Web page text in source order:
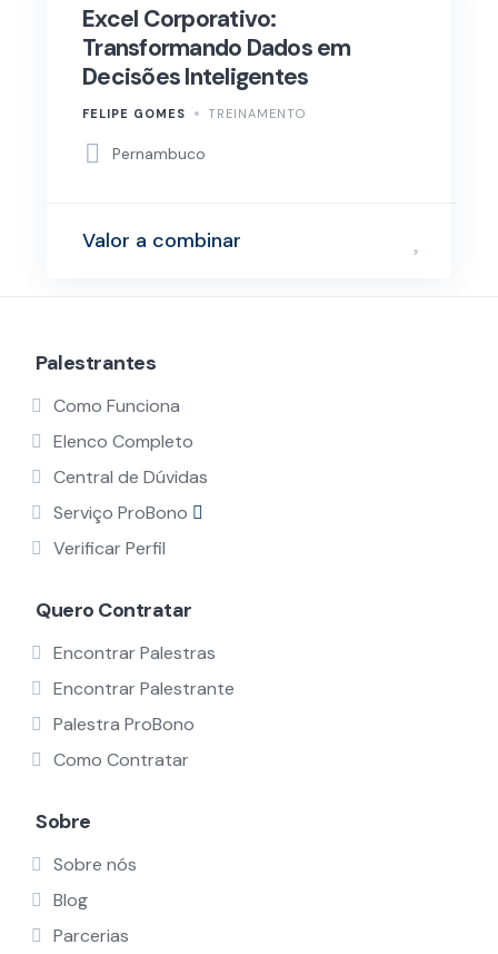
Excel Corporativo:
Transformando Dados em
Decisões Inteligentes
FELIPE GOMES TREINAMENTO
Pernambuco
Valor a combinar
Palestrantes
Como Funciona
Elenco Completo
Central de Dúvidas
Serviço ProBono
Verificar Perfil
Quero Contratar
Encontrar Palestras
Encontrar Palestrante
Palestra ProBono
Como Contratar
Sobre
Sobre nós
Blog
Parcerias